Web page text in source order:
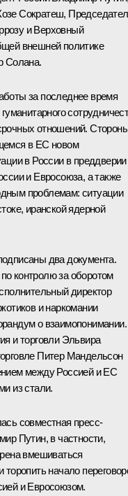
Сократеш,
и Верховный
внешней политике
Солана.
за последнее время
отношений.
в ЕС новом
в России в преддверии
и Евросоюза, а также
проблемам: ситуации
иранской ядерной
два документа.
контролю за оборотом
директор
и наркомании
о взаимопонимании.
и торговли Эльвира
Питер Мандельсон
между Россией и ЕС
из стали.
совместная пресс-
Путин, в частности,
вмешиваться
начало
и Евросоюзом.